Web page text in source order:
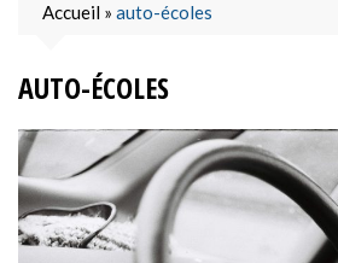
Accueil » auto-écoles
AUTO-ÉCOLES